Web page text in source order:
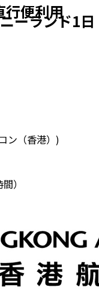
行便利用
ーランド1日
ン（香港）)
間）